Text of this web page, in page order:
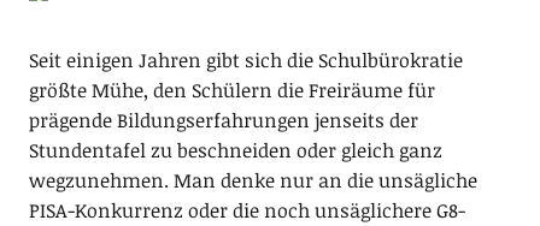
Seit einigen Jahren gibt sich die Schulbürokratie
größte Mühe, den Schülern die Freiräume für
prägende Bildungserfahrungen jenseits der
Stundentafel zu beschneiden oder gleich ganz
wegzunehmen. Man denke nur an die unsägliche
PISA-Konkurrenz oder die noch unsäglichere G8-